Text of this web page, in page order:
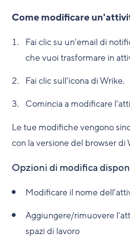
Come modificare
Fai clic su un'email di
che vuoi trasformare in
Fai clic sull'icona di Wrike.
Comincia a modificare
Le tue modifiche vengono
con la versione del browser di
Opzioni di modifica
Modificare il nome
Aggiungere/rimuovere
spazi di lavoro